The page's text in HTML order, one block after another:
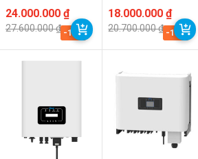
AM2
27.600.000₫
Giá
gốc
là:
27.600.000 ₫.
24.000.000 ₫
Giá
hiện
tại
24.000.000 ₫.
-13%
AM2
20.700.000₫
Giá
gốc
là:
20.700.000 ₫.
18.000.000₫
Giá
hiện
tại
18.000.000 ₫.
-13%